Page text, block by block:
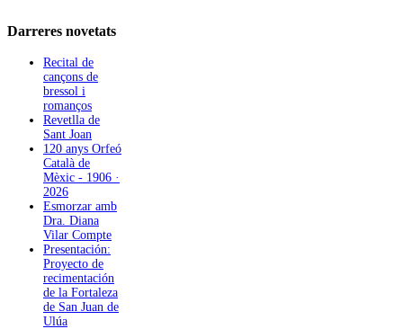
Darreres novetats
Recital de
cançons de
bressol i
romanços
Revetlla de
Sant Joan
120 anys Orfeó
Català de
Mèxic - 1906 ·
2026
Esmorzar amb
Dra. Diana
Vilar Compte
Presentación:
Proyecto de
recimentación
de la Fortaleza
de San Juan de
Ulúa